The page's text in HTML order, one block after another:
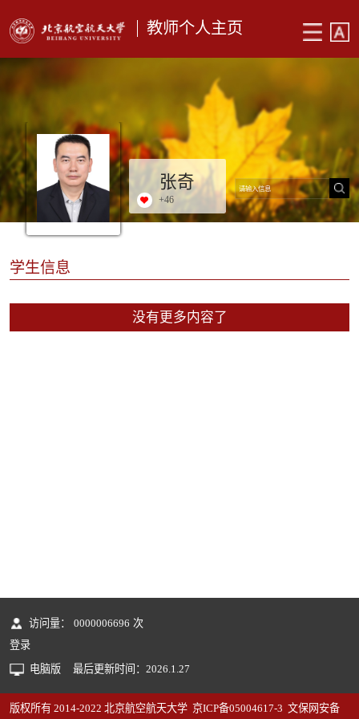
教师个人主页
张奇
+46
学生信息
没有更多内容了
访问量： 0000006696 次
登录
电脑版
最后更新时间： 2026 1 27
版权所有 2014-2022 北京航空航天大学 京ICP备05004617-3 文保网安备